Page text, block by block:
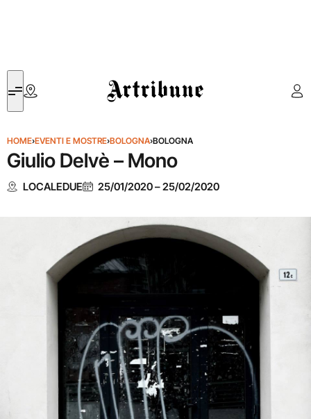
Artribune
HOME›EVENTI E MOSTRE›BOLOGNA›BOLOGNA
Giulio Delvè – Mono
LOCALEDUE 25/01/2020–25/02/2020